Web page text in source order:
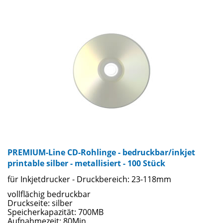
Ein zusätzliches Highlight bieten wir Ihnen mit den
wasserfesten Rohlingen ... perfekter Druck - garantiert ohne
Verwischen oder Verblassen! Für die geprüfte Qualität der
CD-Rohlinge stehen namhafte Markenhersteller wie TAIYO
YUDEN, TDK, VERBATIM u.a.
PREMIUM-Line CD-Rohlinge - bedruckbar/inkjet
printable silber - metallisiert - 100 Stück
für Inkjetdrucker - Druckbereich: 23-118mm
vollflächig bedruckbar
Druckseite: silber
Speicherkapazität: 700MB